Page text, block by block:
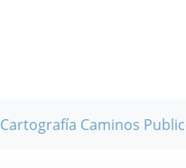
Cartografía Caminos